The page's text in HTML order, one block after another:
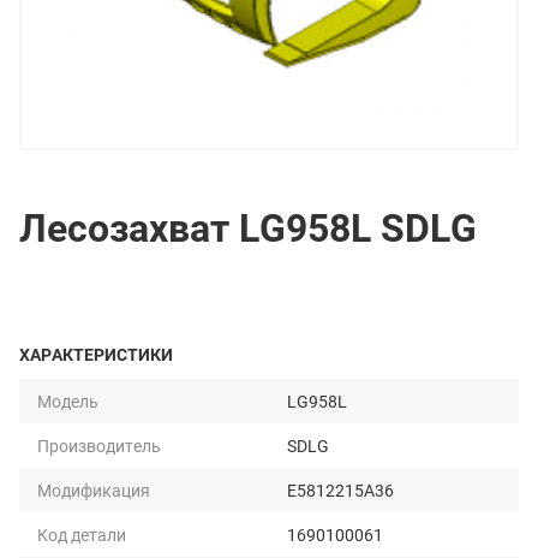
Лесозахват LG958L SDLG
ХАРАКТЕРИСТИКИ
Модель
LG958L
Производитель
SDLG
Модификация
E5812215A36
Код детали
1690100061